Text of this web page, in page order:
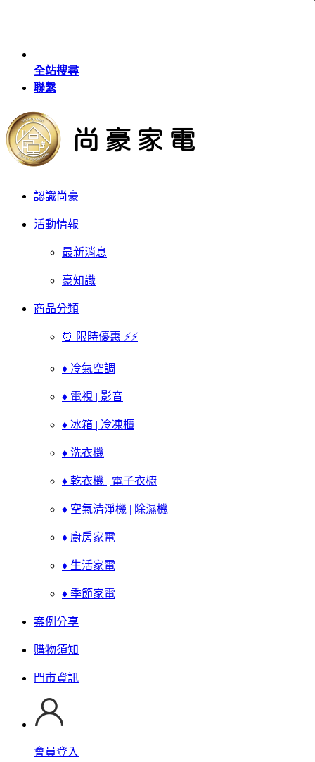
全站搜尋
聯繫
認識尚豪
活動情報
最新消息
豪知識
商品分類
⏰ 限時優惠 ⚡⚡
♦ 冷氣空調
♦ 電視 | 影音
♦ 冰箱 | 冷凍櫃
♦ 洗衣機
♦ 乾衣機 | 電子衣櫥
♦ 空氣清淨機 | 除濕機
♦ 廚房家電
♦ 生活家電
♦ 季節家電
案例分享
購物須知
門市資訊
會員登入